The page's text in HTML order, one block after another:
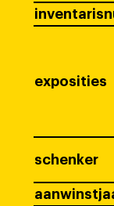
exposities
schenker